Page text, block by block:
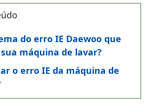
do erro IE Daewoo que
máquina de lavar?
o erro IE da máquina de